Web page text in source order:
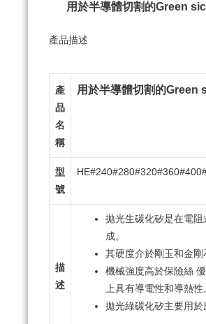
用於半導體切割的Green
產品描述
產
品
名
稱
用於半導體切割的Green
型
號
描
述
拋光生碳化矽是在電
成。
其硬度介於剛玉和金剛
機械強度高於保險絲
上具有導電性和導熱性
拋光綠碳化矽主要用於